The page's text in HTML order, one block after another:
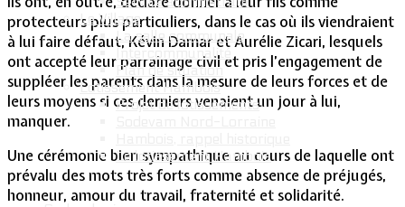
Le Village
La salle communale
Intercommunalité
Plan de situation
Lotissement Hambois
Projet de lotissements
Le lotissement Hambois
protecteurs plus particuliers, dans le cas où ils viendraient
à lui faire défaut, Kévin Damar et Aurélie Zicari, lesquels
ont accepté leur parrainage civil et pris l’engagement de
suppléer les parents dans la mesure de leurs forces et de
leurs moyens si ces derniers venaient un jour à lui,
manquer.
Une cérémonie bien sympathique au cours de laquelle ont
prévalu des mots très forts comme absence de préjugés,
honneur, amour du travail, fraternité et solidarité.